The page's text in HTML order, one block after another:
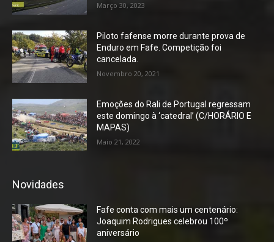
Março 30, 2023
Piloto fafense morre durante prova de
Enduro em Fafe. Competição foi
cancelada.
Novembro 20, 2021
Emoções do Rali de Portugal regressam
este domingo à ‘catedral’ (C/HORÁRIO E
MAPAS)
Maio 21, 2022
Novidades
Fafe conta com mais um centenário:
Joaquim Rodrigues celebrou 100º
aniversário